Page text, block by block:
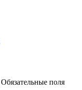
Обязательные поля